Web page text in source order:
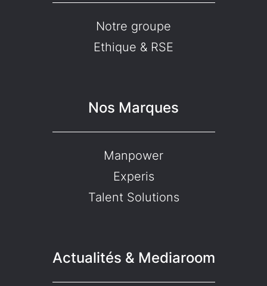
Notre groupe
Ethique & RSE
Nos Marques
Manpower
Experis
Talent Solutions
Actualités & Mediaroom